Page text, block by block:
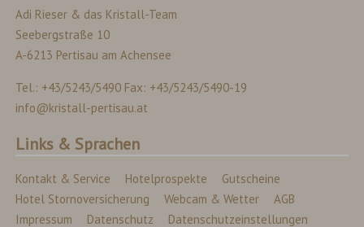
Adi Rieser & das Kristall-Team
Seebergstraße 10
A-6213 Pertisau am Achensee
Tel.: +43/5243/5490 Fax: +43/5243/5490-19
info@kristall-pertisau.at
Links & Sprachen
Kontakt & Service Hotelprospekte
Gutscheine
Hotel Stornoversicherung
Webcam & Wetter
AGB
Impressum
Datenschutz
Datenschutzeinstellungen